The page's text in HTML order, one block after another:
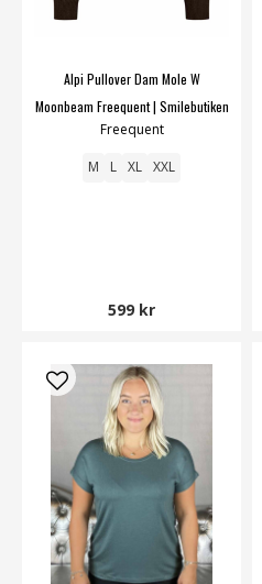
Alpi Pullover Dam Mole W
Moonbeam Freequent | Smilebutiken
Freequent
M L XL XXL
599 kr